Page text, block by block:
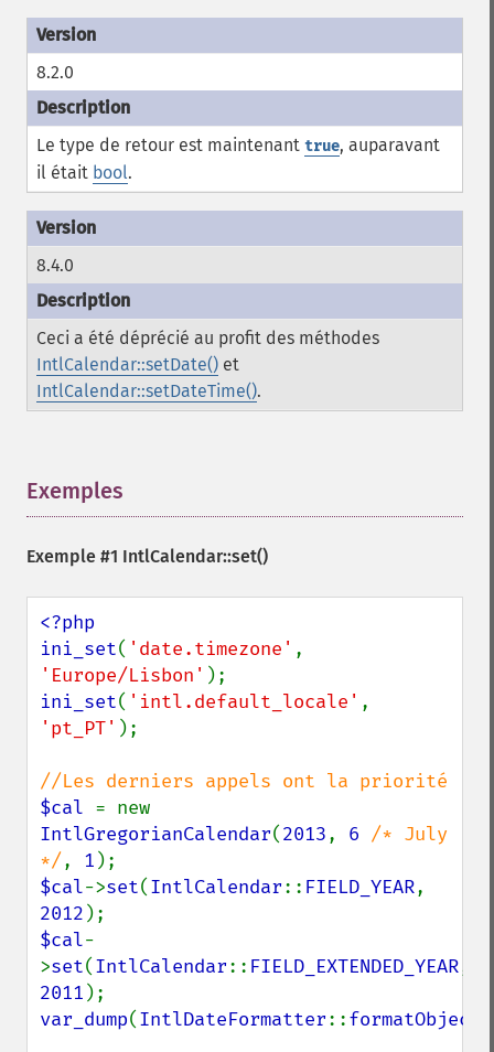
8.2.0
Le type de retour est maintenant true, auparavant
il était bool.
8.4.0
Ceci a été déprécié au profit des méthodes
IntlCalendar::setDate() et
IntlCalendar::setDateTime().
Exemples
Exemple #1 IntlCalendar::set()
<?php
ini_set( 'date.timezone'
'Europe/Lisbon'
ini_set( 'intl.default_locale'
'pt_PT' );
$cal
IntlGregorianCalendar(2013, 6 /* July
*/, 1
$cal->set(IntlCalendar:: FIELD_YEAR
2012
$cal-
>set(IntlCalendar:: FIELD_EXTENDED_YEAR
2011
var_dump(IntlDateFormatter::formatObject